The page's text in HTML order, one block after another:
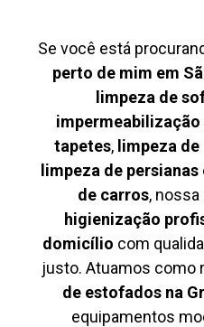
Se você está
perto de mim em
limpeza de
impermeabilização
tapetes, limpeza
limpeza de persianas
de carros,
higienização
domicílio com
justo. Atuamos como
de estofados na
equipamentos